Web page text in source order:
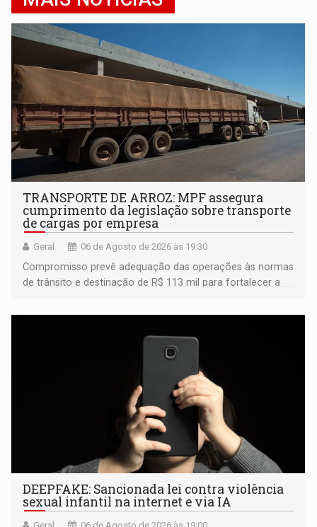
TRANSPORTE DE ARROZ: MPF assegura
cumprimento da legislação sobre transporte
de cargas por empresa
Geral 06 de Agosto de 2026 às 19:30
Compromisso prevê adequação das operações às normas
de trânsito e destinação de R$ 113 mil para fortalecer a
DEEPFAKE: Sancionada lei contra violência
sexual infantil na internet e via IA